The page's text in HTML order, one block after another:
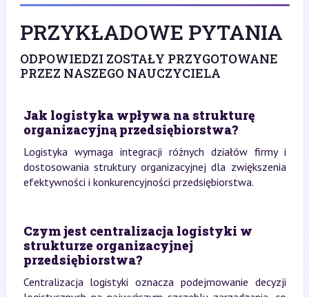
PRZYKŁADOWE PYTANIA
ODPOWIEDZI ZOSTAŁY PRZYGOTOWANE
PRZEZ NASZEGO NAUCZYCIELA
Jak logistyka wpływa na strukturę
organizacyjną przedsiębiorstwa?
Logistyka wymaga integracji różnych działów firmy i
dostosowania struktury organizacyjnej dla zwiększenia
efektywności i konkurencyjności przedsiębiorstwa.
Czym jest centralizacja logistyki w
strukturze organizacyjnej
przedsiębiorstwa?
Centralizacja logistyki oznacza podejmowanie decyzji